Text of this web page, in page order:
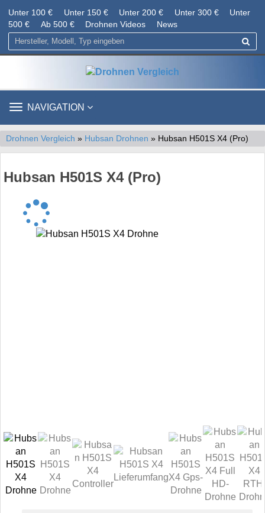
Unter 100 € Unter 150 € Unter 200 € Unter 300 €
Unter
500 €
Ab 500 € Drohnen Videos News
TOGGLE
NAVIGATION
Drohnen Vergleich » Hubsan Drohnen » Hubsan H501S X4 (Pro)
Hubsan H501S X4 (Pro)